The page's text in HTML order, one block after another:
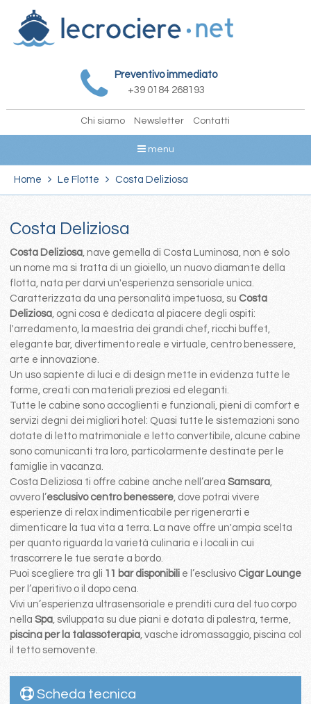
Preventivo immediato
+39 0184 268193
Chi siamo Newsletter Contatti
menu
Home Le Flotte Costa Deliziosa
Costa Deliziosa
Costa Deliziosa, nave gemella di Costa Luminosa, non é solo
un nome ma si tratta di un gioiello, un nuovo diamante della
flotta, nata per darvi un'esperienza sensoriale unica.
Caratterizzata da una personalità impetuosa, su Costa
Deliziosa, ogni cosa é dedicata al piacere degli ospiti:
l'arredamento, la maestria dei grandi chef, ricchi buffet,
elegante bar, divertimento reale e virtuale, centro benessere,
arte e innovazione.
Un uso sapiente di luci e di design mette in evidenza tutte le
forme, creati con materiali preziosi ed eleganti.
Tutte le cabine sono accoglienti e funzionali, pieni di comfort e
servizi degni dei migliori hotel: Quasi tutte le sistemazioni sono
dotate di letto matrimoniale e letto convertibile, alcune cabine
sono comunicanti tra loro, particolarmente destinate per le
famiglie in vacanza.
Costa Deliziosa ti offre cabine anche nell’area Samsara,
ovvero l’esclusivo centro benessere, dove potrai vivere
esperienze di relax indimenticabile per rigenerarti e
dimenticare la tua vita a terra. La nave offre un'ampia scelta
per quanto riguarda la varietà culinaria e i locali in cui
trascorrere le tue serate a bordo.
Puoi scegliere tra gli 11 bar disponibilie l’esclusivo Cigar Lounge
per l’aperitivo o il dopo cena.
Vivi un’esperienza ultrasensoriale e prenditi cura del tuo corpo
nella Spa, sviluppata su due piani e dotata di palestra, terme,
piscina per la talassoterapia, vasche idromassaggio, piscina col
il tetto semovente.
Scheda tecnica